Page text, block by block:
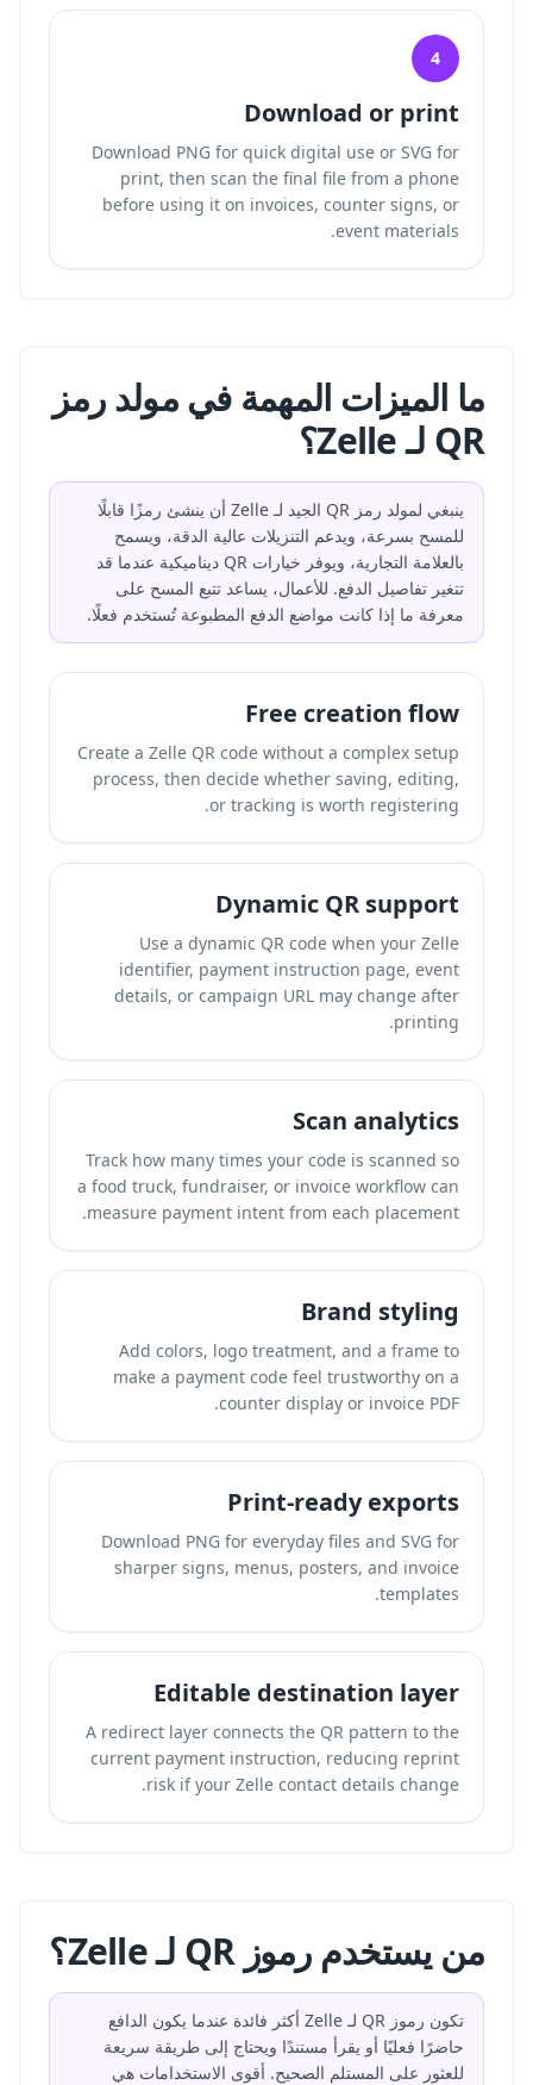
4
Download or print
Download PNG for quick digital use or SVG for
print, then scan the final file from a phone
before using it on invoices, counter signs, or
event materials.
ما الميزات المهمة في مولد رمز
QR لـ Zelle؟
ينبغي لمولد رمز QR الجيد لـ Zelle أن ينشئ رمزًا قابلًا
للمسح بسرعة، ويدعم التنزيلات عالية الدقة، ويسمح
بالعلامة التجارية، ويوفر خيارات QR ديناميكية عندما قد
تتغير تفاصيل الدفع. للأعمال، يساعد تتبع المسح على
معرفة ما إذا كانت مواضع الدفع المطبوعة تُستخدم فعلًا.
Free creation flow
Create a Zelle QR code without a complex setup
process, then decide whether saving, editing,
or tracking is worth registering.
Dynamic QR support
Use a dynamic QR code when your Zelle
identifier, payment instruction page, event
details, or campaign URL may change after
printing.
Scan analytics
Track how many times your code is scanned so
a food truck, fundraiser, or invoice workflow can
measure payment intent from each placement.
Brand styling
Add colors, logo treatment, and a frame to
make a payment code feel trustworthy on a
counter display or invoice PDF.
Print-ready exports
Download PNG for everyday files and SVG for
sharper signs, menus, posters, and invoice
templates.
Editable destination layer
A redirect layer connects the QR pattern to the
current payment instruction, reducing reprint
risk if your Zelle contact details change.
من يستخدم رموز QR لـ Zelle؟
تكون رموز QR لـ Zelle أكثر فائدة عندما يكون الدافع
حاضرًا فعليًا أو يقرأ مستندًا ويحتاج إلى طريقة سريعة
للعثور على المستلم الصحيح. أقوى الاستخدامات هي